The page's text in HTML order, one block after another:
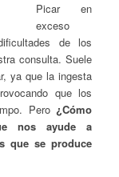
Picar en
exceso
de los
consulta. Suele
ya que la ingesta
que los
Pero¿Cómo
nos ayude a
que se produce